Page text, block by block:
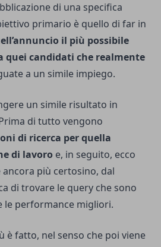
di una specifica
primario è quello di far in
il più possibile
quei candidati che realmente
a un simile impiego.
un simile risultato in
di tutto vengono
di ricerca per quella
di lavoro e, in seguito, ecco
più certosino, dal
di trovare le query che sono
le performance migliori.
è fatto, nel senso che poi viene